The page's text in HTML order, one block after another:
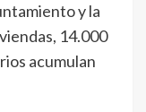
y la
14.000
acumulan